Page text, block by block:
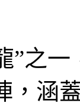
”之
，涵